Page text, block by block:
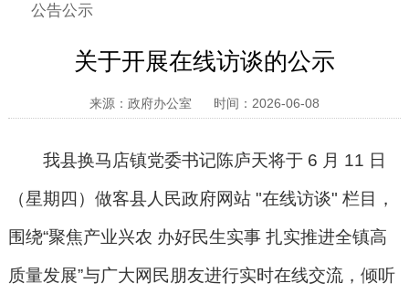
公告公示
关于开展在线访谈的公示
来源：政府办公室 时间：2026-06-08
我县换马店镇党委书记陈庐天将于 6 月 11 日
（星期四）做客县人民政府网站 "在线访谈" 栏目，
围绕“聚焦产业兴农 办好民生实事 扎实推进全镇高
质量发展”与广大网民朋友进行实时在线交流，倾听